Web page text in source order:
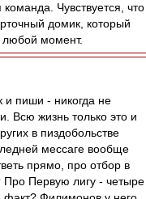
Чувствуется, что
домик, который
любой момент.
и пиши - никогда не
Всю жизнь только это и
в пиздобольстве
мессаге вообще
прямо, про отбор в
Первую лигу - четыре